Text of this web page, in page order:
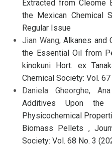
Extracted from Cleome
the Mexican Chemical
Regular Issue
Jian Wang,Alkanes and
the Essential Oil from
kinokuni Hort. ex
Chemical Society: Vol.
Daniela Gheorghe,
Additives Upon the
Physicochemical
Biomass Pellets ,
Society: Vol. 68 No. 3